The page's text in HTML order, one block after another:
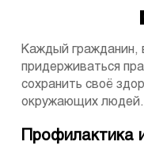
Каждый гражданин,
придерживаться
сохранить своё
окружающих людей.
Профилактика